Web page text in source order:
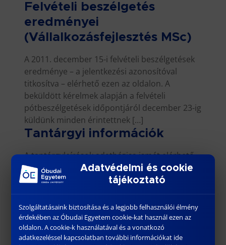
Felvételi beszélgetés
eredményei
(Vállalkozásfejlesztés MSc)
A 2011. december 15-i felvételi beszélgetések
eredménye – a jelentkezési azonosítóval
titkosítva – elérhető ezen az oldalon. A
beküldött kérelmek alapján a felvételi
pótbeszélgetések időpontjáról december 23-ig
küldünk minden érintettnek […]
Tantárgyi információk
A tantárgyleírások adatbázisa ismét elérhető
az intézetek oldalairól, valamint a Hallgatói
információk c. menüből Tantárgyi információk
címen.
Energia: krízis, vagy
hisztéria?
A „Szakmai – Tudományos Műhely” őszi
Adatvédelmi és cookie
tájékoztató
Szolgáltatásaink biztosítása és a legjobb felhasználói élmény
érdekében az Óbudai Egyetem cookie-kat használ ezen az
oldalon. A cookie-k használatával és a vonatkozó
adatkezeléssel kapcsolatban további információkat ide